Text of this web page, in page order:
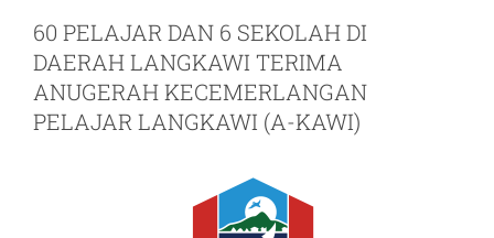
60 PELAJAR DAN 6 SEKOLAH DI
DAERAH LANGKAWI TERIMA
ANUGERAH KECEMERLANGAN
PELAJAR LANGKAWI (A-KAWI)